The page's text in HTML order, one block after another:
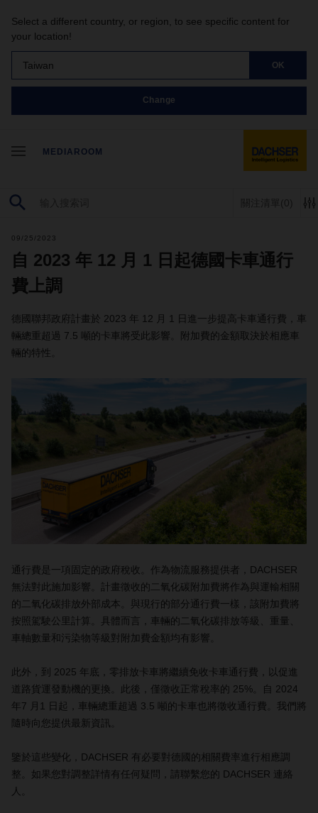
Select a different country, or region, to see specific content for
your location!
Taiwan OK
Change
MEDIAROOM
(0)
09/25/2023
自 2023 年 12 月 1 日起德國卡車通行
費上調
德國聯邦政府計畫於 2023 年 12 月 1 日進一步提高卡車通行費，車
輛總重超過 7.5 噸的卡車將受此影響。附加費的金額取決於相應車
輛的特性。
通行費是一項固定的政府稅收。作為物流服務提供者，DACHSER
無法對此施加影響。計畫徵收的二氧化碳附加費將作為與運輸相關
的二氧化碳排放外部成本。與現行的部分通行費一樣，該附加費將
按照駕駛公里計算。具體而言，車輛的二氧化碳排放等級、重量、
車軸數量和污染物等級對附加費金額均有影響。
此外，到 2025 年底，零排放卡車將繼續免收卡車通行費，以促進
道路貨運發動機的更換。此後，僅徵收正常稅率的 25%。自 2024
年7 月1 日起，車輛總重超過 3.5 噸的卡車也將徵收通行費。我們將
隨時向您提供最新資訊。
鑒於這些變化，DACHSER 有必要對德國的相關費率進行相應調
整。如果您對調整詳情有任何疑問，請聯繫您的 DACHSER 連絡
人。